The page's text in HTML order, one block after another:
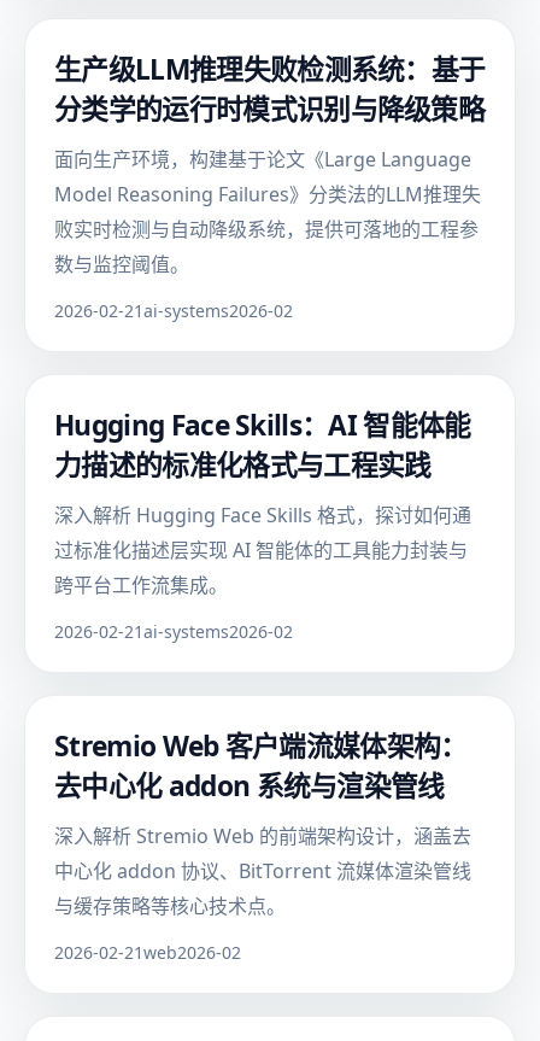
生产级LLM推理失败检测系统：基于
分类学的运行时模式识别与降级策略
面向生产环境，构建基于论文《Large Language
Model Reasoning Failures》分类法的LLM推理失
败实时检测与自动降级系统，提供可落地的工程参
数与监控阈值。
2026-02-21ai-systems2026-02
Hugging Face Skills：AI 智能体能
力描述的标准化格式与工程实践
深入解析 Hugging Face Skills 格式，探讨如何通
过标准化描述层实现 AI 智能体的工具能力封装与
跨平台工作流集成。
2026-02-21ai-systems2026-02
Stremio Web 客户端流媒体架构：
去中心化 addon 系统与渲染管线
深入解析 Stremio Web 的前端架构设计，涵盖去
中心化 addon 协议、BitTorrent 流媒体渲染管线
与缓存策略等核心技术点。
2026-02-21web2026-02